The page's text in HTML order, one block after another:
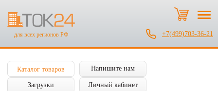
для всех регионов РФ +7(499)703-36-21
Каталог товаров Напишите нам
Загрузки Личный кабинет